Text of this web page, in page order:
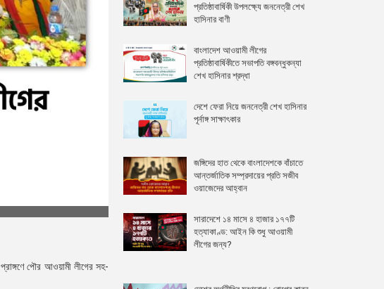
পৌর আওয়ামী লীগের সহ-
প্রতিষ্ঠাবার্ষিকী উপলক্ষ্যে জননেত্রী শেখ
হাসিনার বাণী
বাংলাদেশ আওয়ামী লীগের
প্রতিষ্ঠাবার্ষিকীতে সভাপতি বঙ্গবন্ধুকন্যা
শেখ হাসিনার শ্রদ্ধা
দেশে ফেরা নিয়ে জননেত্রী শেখ হাসিনার
পূর্নাঙ্গ সাক্ষাৎকার
জঙ্গিদের হাত থেকে বাংলাদেশকে বাঁচাতে
আন্তর্জাতিক সম্প্রদায়ের প্রতি সজীব
ওয়াজেদের আহ্বান
সারাদেশে ১৪ মাসে ৪ হাজার ১৭৭টি
হত্যাকাণ্ড: আইন কি শুধু আওয়ামী
লীগের জন্য?